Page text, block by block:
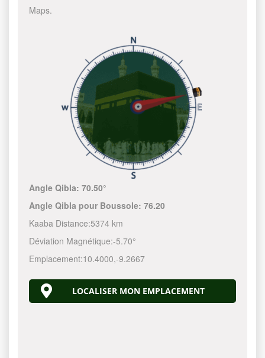
Maps.
Angle Qibla:70.50°
Angle Qibla pour Boussole:76.20
Kaaba Distance:5374 km
Déviation Magnétique:-5.70°
Emplacement:10.4000,-9.2667
LOCALISER MON EMPLACEMENT